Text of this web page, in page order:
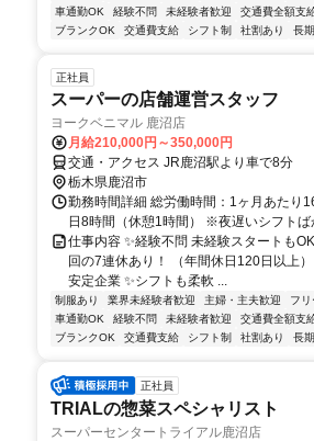
車通勤OK
経験不問 未経験者歓迎 交通費全額支
ブランクOK
交通費支給 シフト制 社割あり 長
正社員
スーパーの店舗運営スタッフ
ヨークベニマル 鹿沼店
月給210,000円～350,000円
交通・アクセス JR鹿沼駅より車で8分
栃木県鹿沼市
勤務時間詳細 総労働時間：1ヶ月あたり
日8時間（休憩1時間） ※夜遅いシフトば
仕事内容 ✨経験不問 未経験スタートも
回の7連休あり！ （年間休日120日以上
安定企業 ✨シフトも柔軟 ...
制服あり 業界未経験者歓迎 主婦・主夫歓迎 フ
車通勤OK
経験不問 未経験者歓迎 交通費全額支
ブランクOK
交通費支給 シフト制 社割あり 長
正社員
TRIALの惣菜スペシャリスト
スーパーセンタートライアル鹿沼店